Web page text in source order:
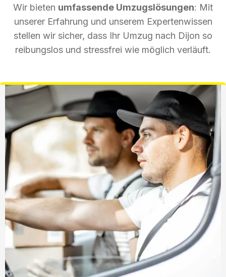
Wir bieten umfassende Umzugslösungen: Mit
unserer Erfahrung und unserem Expertenwissen
stellen wir sicher, dass Ihr Umzug nach Dijon so
reibungslos und stressfrei wie möglich verläuft.